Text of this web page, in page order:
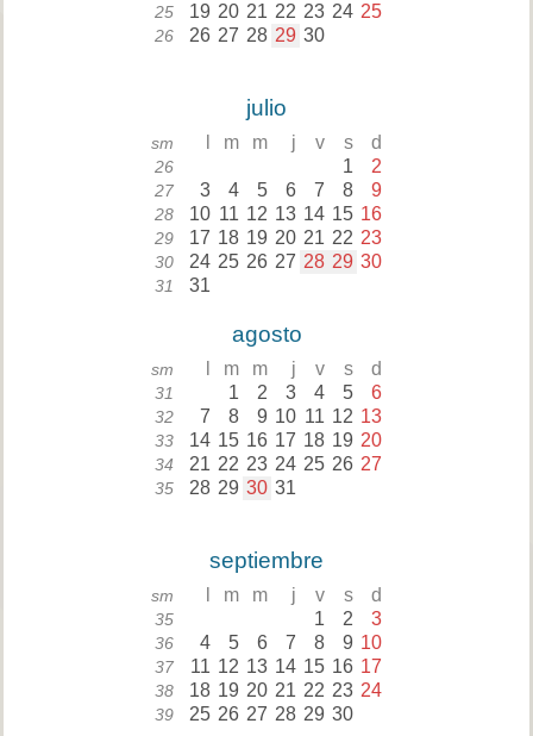
25 19 20 21 22 23 24 25
26 26 27 28 29 30
julio
sm m m j v s d
26 1 2
27 3 4 5 6 7 8 9
28 10 11 12 13 14 15 16
29 17 18 19 20 21 22 23
30 24 25 26 27 28 29 30
31 31
agosto
sm m m j v s d
31 1 2 3 4 5 6
32 7 8 9 10 11 12 13
33 14 15 16 17 18 19 20
34 21 22 23 24 25 26 27
35 28 29 30 31
septiembre
sm m m j v s d
35 1 2 3
36 4 5 6 7 8 9 10
37 11 12 13 14 15 16 17
38 18 19 20 21 22 23 24
39 25 26 27 28 29 30